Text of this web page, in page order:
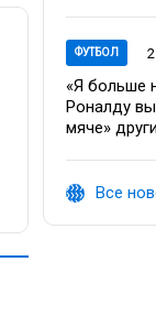
ФУТБОЛ
«Я больше
Роналду
мяче»
Все